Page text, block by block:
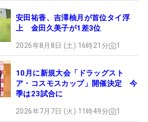
安田祐香、吉澤柚月が首位タイ浮
上 金田久美子が1差3位
2026年8月8日 (土) 16時21分 1
10月に新規大会「ドラッグスト
ア・コスモスカップ」開催決定 今
季は23試合に
2026年7月7日 (火) 11時49分 1